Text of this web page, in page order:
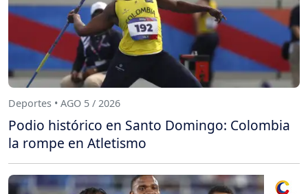
Deportes • AGO 5 / 2026
Podio histórico en Santo Domingo: Colombia
la rompe en Atletismo